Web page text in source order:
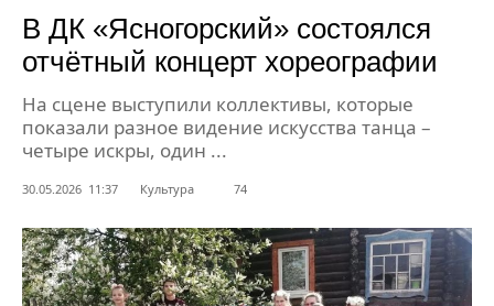
В ДК «Ясногорский» состоялся
отчётный концерт хореографии
На сцене выступили коллективы, которые
показали разное видение искусства танца –
четыре искры, один ...
30.05.2026 11:37 Культура 74